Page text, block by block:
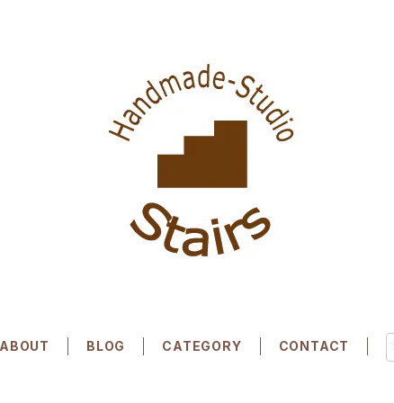
BLOG CATEGORY CONTACT